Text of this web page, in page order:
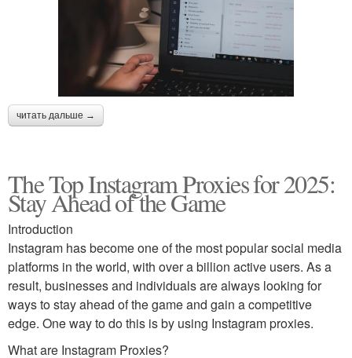
читать дальше →
The Top Instagram Proxies for 2025:
Stay Ahead of the Game
Introduction
Instagram has become one of the most popular social media
platforms in the world, with over a billion active users. As a
result, businesses and individuals are always looking for
ways to stay ahead of the game and gain a competitive
edge. One way to do this is by using Instagram proxies.
What are Instagram Proxies?